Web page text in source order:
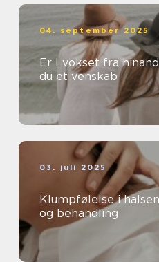
04. september 2025
Er I vokset fra
du et venskab
03. juli 2025
Klumpfølelse i
og behandling